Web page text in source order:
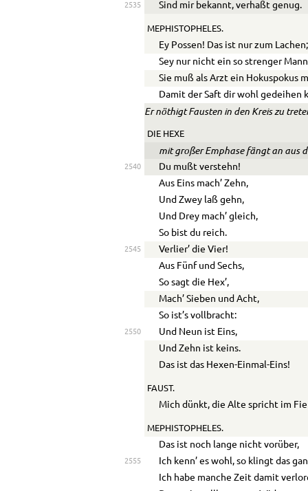
2535 Sind mir bekannt, verhaßt genug.
MEPHISTOPHELES.
Ey Possen! Das ist nur zum Lachen;
Sey nur nicht ein so strenger
Sie muß als Arzt ein Hokuspokus
Damit der Saft dir wohl gedeihen
Er nöthigt Fausten in den Kreis zu
DIE HEXE
mit großer Emphase fängt an aus
2540
Du mußt verstehn!
Aus Eins mach’ Zehn,
Und Zwey laß gehn,
Und Drey mach’ gleich,
So bist du reich.
2545
Verlier’ die Vier!
Aus Fünf und Sechs,
So sagt die Hex’,
Mach’ Sieben und Acht,
So ist’s vollbracht:
2550
Und Neun ist Eins,
Und Zehn ist keins.
Das ist das Hexen-Einmal-Eins!
FAUST.
Mich dünkt, die Alte spricht im
MEPHISTOPHELES.
Das ist noch lange nicht vorüber,
2555
Ich kenn’ es wohl, so klingt das
Ich habe manche Zeit damit